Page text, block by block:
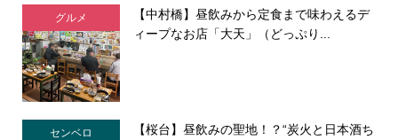
グルメ
【中村橋】昼飲みから定食まで味わえるデ
ィープなお店「大天」（どっぷり...
センベロ
【桜台】昼飲みの聖地！？“炭火と日本酒ち